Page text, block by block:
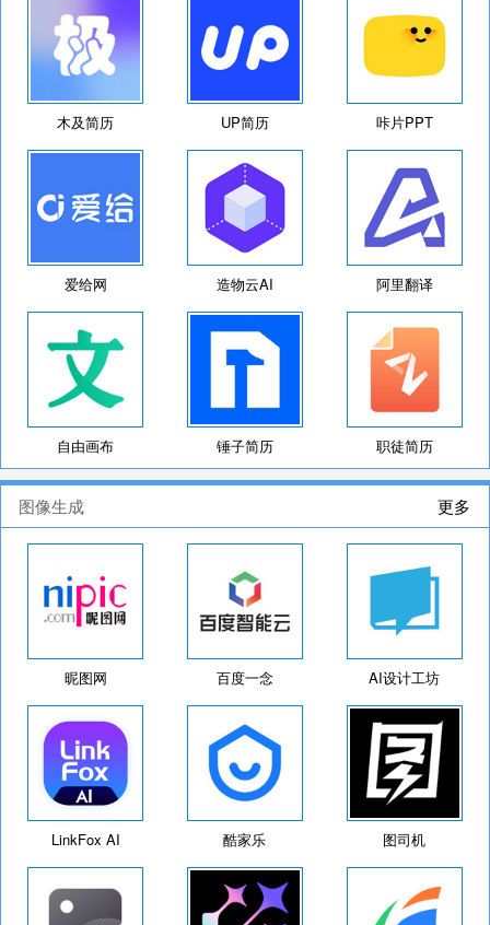
木及简历 UP简历 咔片PPT
爱给网 造物云AI 阿里翻译
自由画布 锤子简历 职徒简历
图像生成 更多
昵图网 百度一念 AI设计工坊
LinkFox AI 酷家乐 图司机